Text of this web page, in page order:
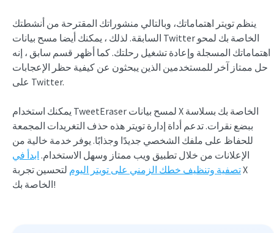
ينظم تويتر اهتماماتك، وبالتالي منشوراتك المقترحة من أنشطتك
السابقة. لذلك ، يمكنك أيضا مسح بيانات Twitter الخاصة بك لمحو
اهتماماتك المسجلة وإعادة تشغيل رحلتك. كما أظهر قسم سابق ، إنه
حل ممتاز آخر للمستخدمين الذين يبحثون عن كيفية حظر الإعجابات
على Twitter.
يمكنك استخدام TweetEraser لمسح بيانات X الخاصة بك بسلاسة
ببضع نقرات. تدعم أداة إدارة تويتر هذه حذف التغريدات المجمعة
للحفاظ على ملفك الشخصي جديدًا وجذابًا. يوفر خدمة خالية من
الإعلانات من خلال تطبيق ويب ممتاز وسهل الاستخدام. ابدأ في
تصفية وتنظيف خطك الزمني على تويتر اليوم لتحسين تجربة X
الخاصة بك!